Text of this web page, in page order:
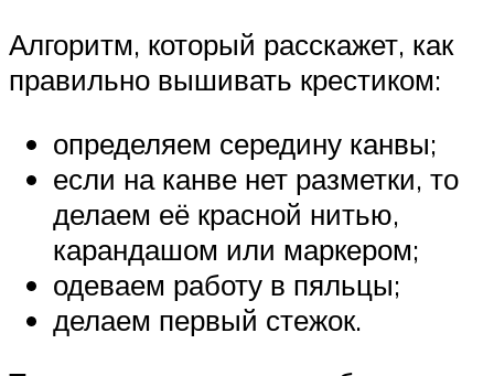
Алгоритм, который расскажет, как
правильно вышивать крестиком:
определяем середину канвы;
если на канве нет разметки, то
делаем её красной нитью,
карандашом или маркером;
одеваем работу в пяльцы;
делаем первый стежок.